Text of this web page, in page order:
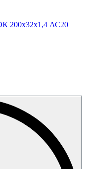
200х32х1,4 АС20